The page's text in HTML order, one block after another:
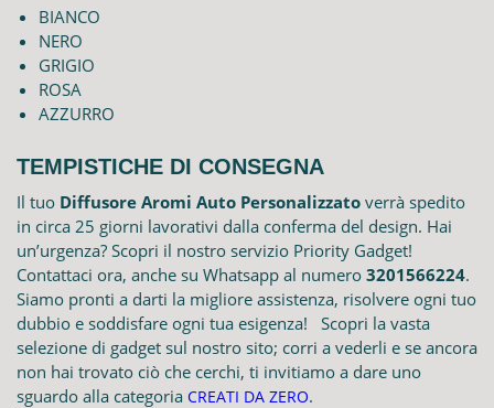
BIANCO
NERO
GRIGIO
ROSA
AZZURRO
TEMPISTICHE DI CONSEGNA
Il tuo Diffusore Aromi Auto Personalizzato verrà spedito
in circa 25 giorni lavorativi dalla conferma del design. Hai
un’urgenza? Scopri il nostro servizio Priority Gadget!
Contattaci ora, anche su Whatsapp al numero 3201566224.
Siamo pronti a darti la migliore assistenza, risolvere ogni tuo
dubbio e soddisfare ogni tua esigenza! Scopri la vasta
selezione di gadget sul nostro sito; corri a vederli e se ancora
non hai trovato ciò che cerchi, ti invitiamo a dare uno
sguardo alla categoria CREATI DA ZERO.